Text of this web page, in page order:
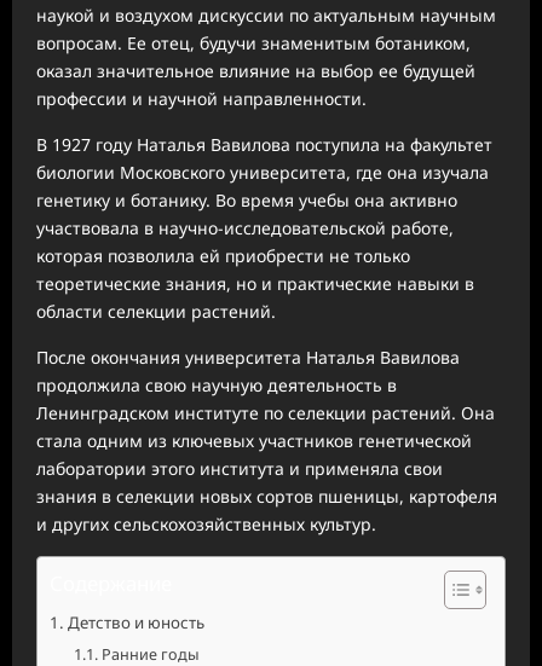
наукой и воздухом дискуссии по актуальным научным
вопросам. Ее отец, будучи знаменитым ботаником,
оказал значительное влияние на выбор ее будущей
профессии и научной направленности.
В 1927 году Наталья Вавилова поступила на факультет
биологии Московского университета, где она изучала
генетику и ботанику. Во время учебы она активно
участвовала в научно-исследовательской работе,
которая позволила ей приобрести не только
теоретические знания, но и практические навыки в
области селекции растений.
После окончания университета Наталья Вавилова
продолжила свою научную деятельность в
Ленинградском институте по селекции растений. Она
стала одним из ключевых участников генетической
лаборатории этого института и применяла свои
знания в селекции новых сортов пшеницы, картофеля
и других сельскохозяйственных культур.
Детство и юность
Ранние годы